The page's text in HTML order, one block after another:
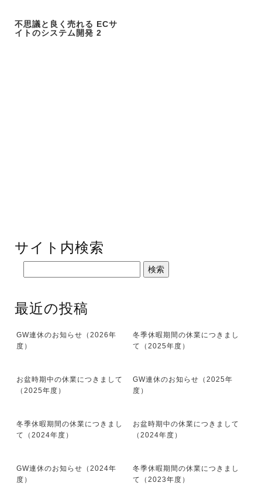
不思議と良く売れる ECサ
イトのシステム開発 2
サイト内検索
最近の投稿
GW連休のお知らせ（2026年
度）
冬季休暇期間の休業につきまし
て（2025年度）
お盆時期中の休業につきまして
（2025年度）
GW連休のお知らせ（2025年
度）
冬季休暇期間の休業につきまし
て（2024年度）
お盆時期中の休業につきまして
（2024年度）
GW連休のお知らせ（2024年
度）
冬季休暇期間の休業につきまし
て（2023年度）